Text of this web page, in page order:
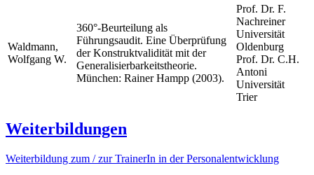
Waldmann,
Wolfgang W.
360°-Beurteilung als
Führungsaudit. Eine Überprüfung
der Konstruktvalidität mit der
Generalisierbarkeitstheorie.
München: Rainer Hampp (2003).
Prof. Dr. F.
Nachreiner
Universität
Oldenburg
Prof. Dr. C.H.
Antoni
Universität
Trier
Weiterbildungen
Weiterbildung zum / zur TrainerIn in der Personalentwicklung